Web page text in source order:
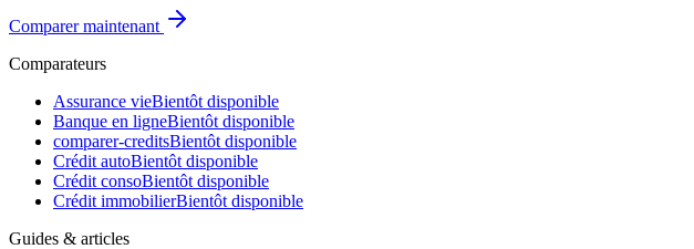
Comparer maintenant
Comparateurs
Assurance vieBientôt disponible
Banque en ligneBientôt disponible
comparer-creditsBientôt disponible
Crédit autoBientôt disponible
Crédit consoBientôt disponible
Crédit immobilierBientôt disponible
Guides & articles